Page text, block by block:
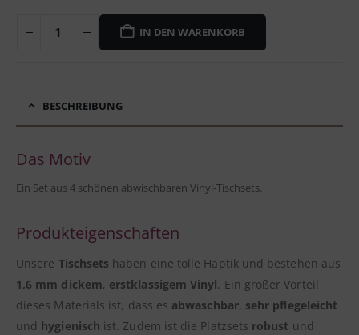
IN DEN WARENKORB
BESCHREIBUNG
Das Motiv
Ein Set aus 4 schönen abwischbaren Vinyl-Tischsets.
Produkteigenschaften
Unsere Tischsets haben eine tolle Haptik und bestehen aus
1,6 mm dickem, erstklassigem Vinyl. Ein großer Vorteil
dieses Materials ist, dass es abwaschbar, sehr pflegeleicht
und hygienisch ist. Zudem ist die Platzsets robust und